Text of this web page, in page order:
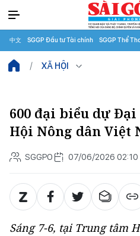
中文 SGGP Đầu tư Tài chính SGGP Thể
XÃ HỘI
600 đại biểu dự
Hội Nông dân Việt
SGGPO 07/06/2026 02:10
Sáng 7-6, tại Trung tâm